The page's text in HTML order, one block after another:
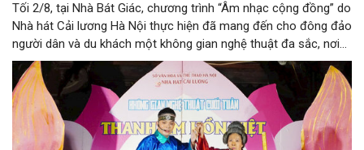
Tối 2/8, tại Nhà Bát Giác, chương trình “Âm nhạc cộng đồng” do
Nhà hát Cải lương Hà Nội thực hiện đã mang đến cho đông đảo
người dân và du khách một không gian nghệ thuật đa sắc, nơi
những làn điệu cải lương, ca cổ, tân cổ và các tiết mục múa
hòa quyện trong không gian của phố đi bộ hồ Hoàn Kiếm. Đặc
biệt, chương trình có sự giao lưu của các nghệ sĩ đến từ
phương Nam, góp phần tạo nên cuộc gặp gỡ nghệ thuật giàu
cảm xúc.